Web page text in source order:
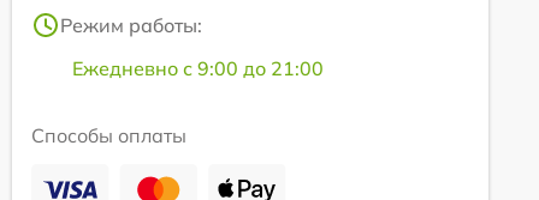
Режим работы:
Ежедневно с 9:00 до 21:00
Способы оплаты